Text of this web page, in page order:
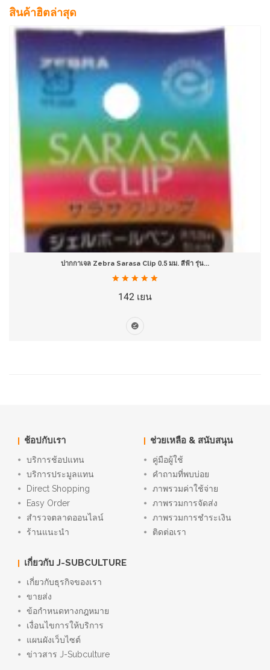
สินค้าฮิตล่าสุด
ปากกาเจล Zebra Sarasa Clip 0.5 มม. สีฟ้า รุ่น...
142 เยน
ช้อปกับเรา
บริการช้อปแทน
บริการประมูลแทน
Direct Shopping
Easy Order
สำรวจตลาดออนไลน์
ร้านแนะนำ
ช่วยเหลือ & สนับสนุน
คู่มือผู้ใช้
คำถามที่พบบ่อย
ภาพรวมค่าใช้จ่าย
ภาพรวมการจัดส่ง
ภาพรวมการชำระเงิน
ติดต่อเรา
เกี่ยวกับ J-SUBCULTURE
เกี่ยวกับธุรกิจของเรา
ขายส่ง
ข้อกำหนดทางกฎหมาย
เงื่อนไขการให้บริการ
แผนผังเว็บไซต์
ข่าวสาร J-Subculture